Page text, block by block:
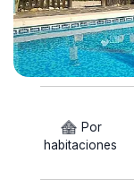
Por
habitaciones